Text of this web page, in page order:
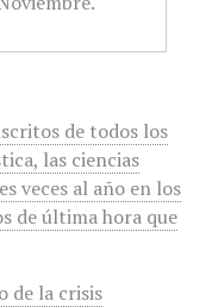
de todos los
las ciencias
veces al año en los
de última hora que
de la crisis